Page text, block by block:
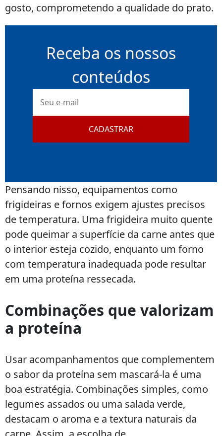
gosto, comprometendo a qualidade do prato.
Receba os nossos
conteúdos
mail
CADASTRAR
Pensando nisso, equipamentos como
frigideiras e fornos exigem ajustes precisos
de temperatura. Uma frigideira muito quente
pode queimar a superfície da carne antes que
o interior esteja cozido, enquanto um forno
com temperatura inadequada pode resultar
em uma proteína ressecada.
Combinações que valorizam
a proteína
Usar acompanhamentos que complementem
o sabor da proteína sem mascará-la é uma
boa estratégia. Combinações simples, como
legumes assados ou uma salada verde,
destacam o aroma e a textura naturais da